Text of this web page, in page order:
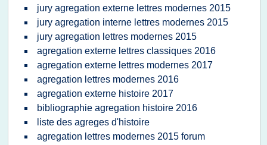
jury agregation externe lettres modernes 2015
jury agregation interne lettres modernes 2015
jury agregation lettres modernes 2015
agregation externe lettres classiques 2016
agregation externe lettres modernes 2017
agregation lettres modernes 2016
agregation externe histoire 2017
bibliographie agregation histoire 2016
liste des agreges d'histoire
agregation lettres modernes 2015 forum